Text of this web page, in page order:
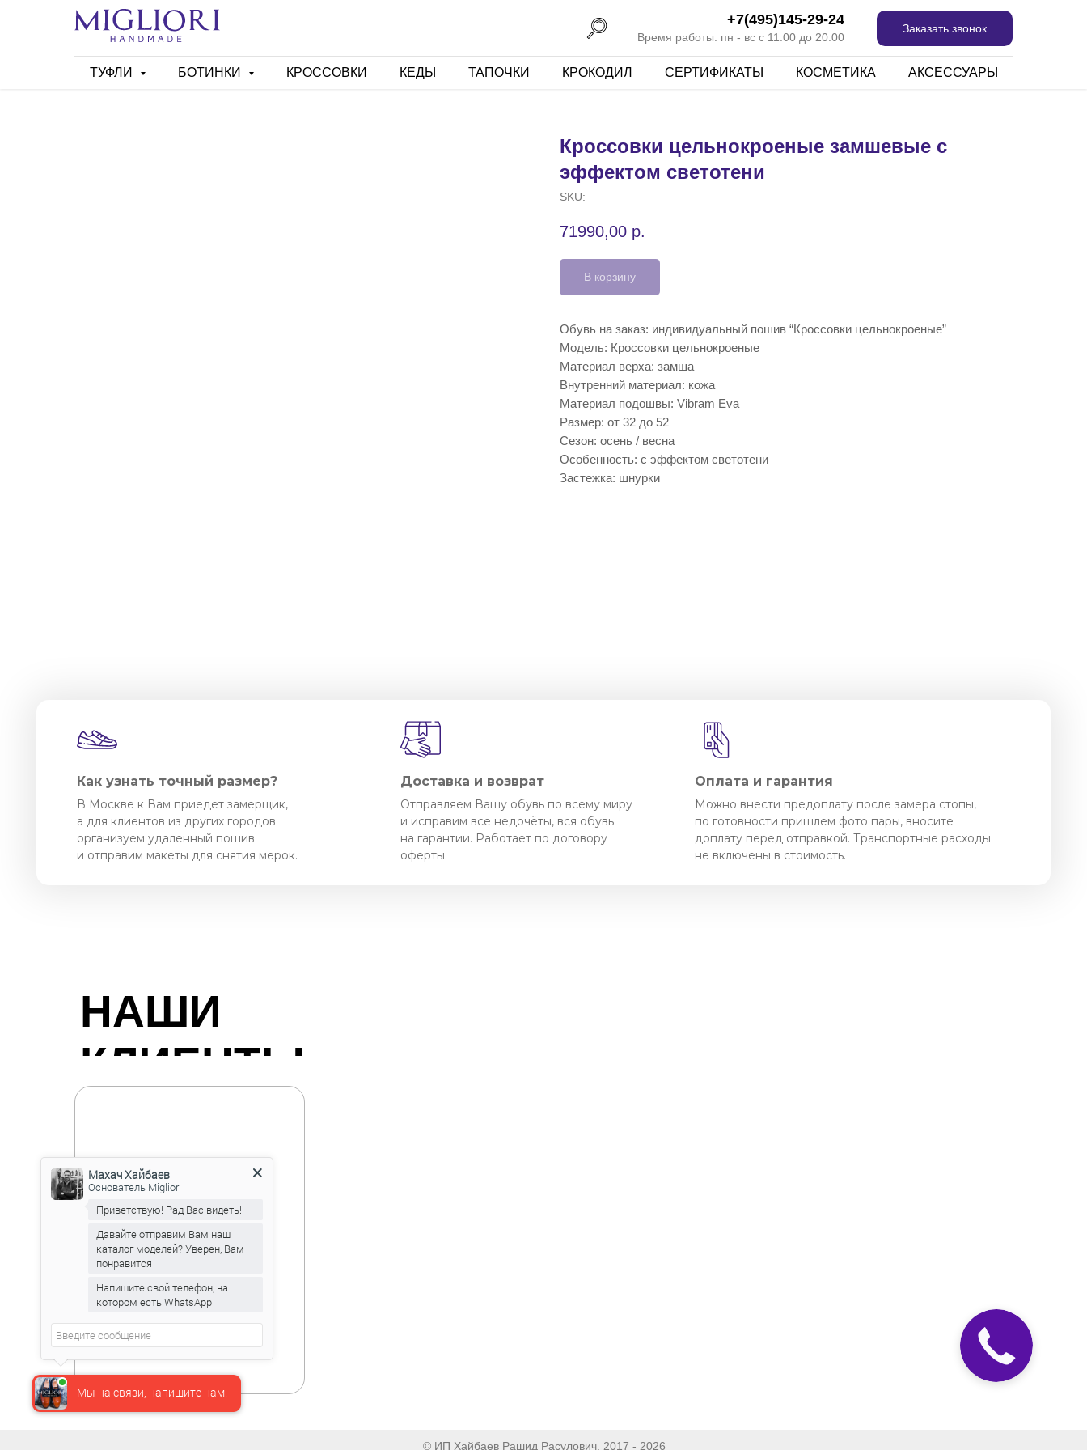
+7(495)145-29-24
Время работы: пн - вс с 11:00 до 20:00
Заказать звонок
ТУФЛИ БОТИНКИ КРОССОВКИ КЕДЫ ТАПОЧКИ КРОКОДИЛ СЕРТИФИКАТЫ КОСМЕТИКА АКСЕССУАРЫ
Кроссовки цельнокроеные замшевые с
эффектом светотени
SKU:
71990,00 р.
В корзину
Обувь на заказ: индивидуальный пошив “Кроссовки цельнокроеные”
Модель: Кроссовки цельнокроеные
Материал верха: замша
Внутренний материал: кожа
Материал подошвы: Vibram Eva
Размер: от 32 до 52
Сезон: осень / весна
Особенность: с эффектом светотени
Застежка: шнурки
Доставка и возврат
В Москве к Вам приедет замерщик,
а для клиентов из других городов
организуем удаленный пошив
и отправим макеты для снятия мерок.
Как узнать точный размер?
Отправляем Вашу обувь по всему миру
и исправим все недочёты, вся обувь
на гарантии. Работает по договору
оферты.
Оплата и гарантия
Можно внести предоплату после замера стопы,
по готовности пришлем фото пары, вносите
доплату перед отправкой. Транспортные расходы
не включены в стоимость.
НАШИ
КЛИЕНТЫ
© ИП Хайбаев Рашид Расулович, 2017 - 2026
Закажите
звонок
Мы на связи, напишите нам!
Махач Хайбаев
Основатель Migliori
Приветствую! Рад Вас видеть!
Давайте отправим Вам наш
каталог моделей? Уверен, Вам
понравится
Напишите свой телефон, на
котором есть WhatsApp